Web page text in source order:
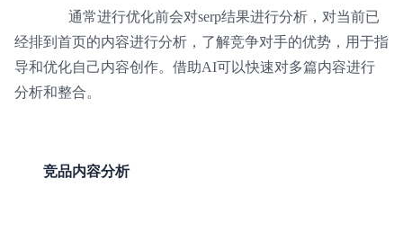
通常进行优化前会对serp结果进行分析，对当前已
经排到首页的内容进行分析，了解竞争对手的优势，用于指
导和优化自己内容创作。借助AI可以快速对多篇内容进行
分析和整合。
竞品内容分析